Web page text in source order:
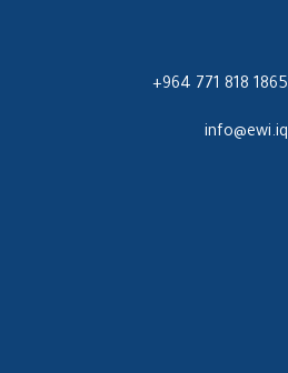
+964 771 818 1865
info@ewi.iq